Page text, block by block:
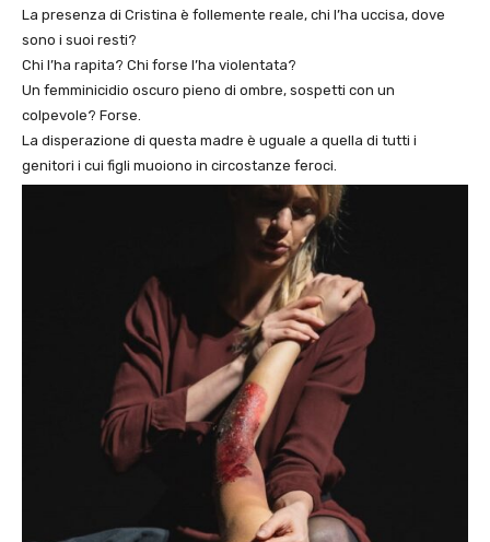
La presenza di Cristina è follemente reale, chi l’ha uccisa, dove
sono i suoi resti?
Chi l’ha rapita? Chi forse l’ha violentata?
Un femminicidio oscuro pieno di ombre, sospetti con un
colpevole? Forse.
La disperazione di questa madre è uguale a quella di tutti i
genitori i cui figli muoiono in circostanze feroci.